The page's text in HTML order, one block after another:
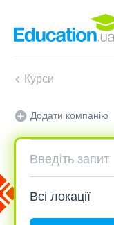
Курси
Додати компанію